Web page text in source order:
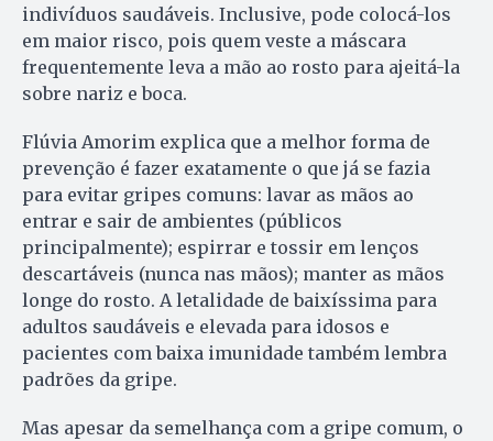
indivíduos saudáveis. Inclusive, pode colocá-los
em maior risco, pois quem veste a máscara
frequentemente leva a mão ao rosto para ajeitá-la
sobre nariz e boca.
Flúvia Amorim explica que a melhor forma de
prevenção é fazer exatamente o que já se fazia
para evitar gripes comuns: lavar as mãos ao
entrar e sair de ambientes (públicos
principalmente); espirrar e tossir em lenços
descartáveis (nunca nas mãos); manter as mãos
longe do rosto. A letalidade de baixíssima para
adultos saudáveis e elevada para idosos e
pacientes com baixa imunidade também lembra
padrões da gripe.
Mas apesar da semelhança com a gripe comum, o